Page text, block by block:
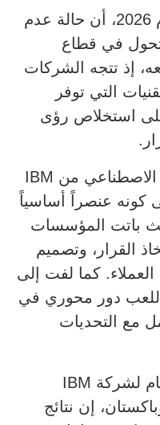
وأوضح التقرير، مع بداية عام 2026، أن حالة عدم
في قطاع
إذ تتجه الشركات
التي توفر
استخلاص رؤى
وأشار التقرير إلى أن الذكاء الاصطناعي من IBM
كونه عنصراً أساسياً
باتت المؤسسات
القرار، وتصميم
العملاء. كما لفت إلى
للعب دور محوري في
مع التحديات
وقال شكري عيد، المدير العام لشركة IBM
إن نتائج